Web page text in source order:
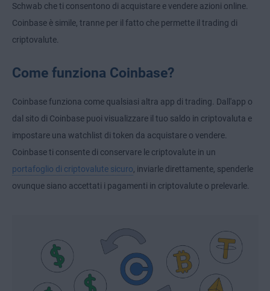
Schwab che ti consentono di acquistare e vendere azioni online.
Coinbase è simile, tranne per il fatto che permette il trading di
criptovalute.
Come funziona Coinbase?
Coinbase funziona come qualsiasi altra app di trading. Dall'app o
dal sito di Coinbase puoi visualizzare il tuo saldo in criptovaluta e
impostare una watchlist di token da acquistare o vendere.
Coinbase ti consente di conservare le criptovalute in un
portafoglio di criptovalute sicuro, inviarle direttamente, spenderle
ovunque siano accettati i pagamenti in criptovalute o prelevarle.